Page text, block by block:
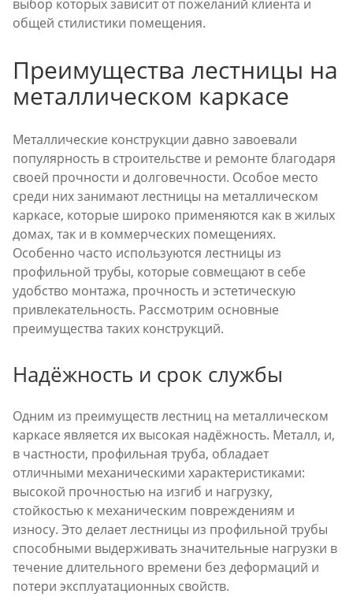
выбор которых зависит от пожеланий клиента и
общей стилистики помещения.
Преимущества лестницы на
металлическом каркасе
Металлические конструкции давно завоевали
популярность в строительстве и ремонте благодаря
своей прочности и долговечности. Особое место
среди них занимают лестницы на металлическом
каркасе, которые широко применяются как в жилых
домах, так и в коммерческих помещениях.
Особенно часто используются лестницы из
профильной трубы, которые совмещают в себе
удобство монтажа, прочность и эстетическую
привлекательность. Рассмотрим основные
преимущества таких конструкций.
Надёжность и срок службы
Одним из преимуществ лестниц на металлическом
каркасе является их высокая надёжность. Металл, и,
в частности, профильная труба, обладает
отличными механическими характеристиками:
высокой прочностью на изгиб и нагрузку,
стойкостью к механическим повреждениям и
износу. Это делает лестницы из профильной трубы
способными выдерживать значительные нагрузки в
течение длительного времени без деформаций и
потери эксплуатационных свойств.